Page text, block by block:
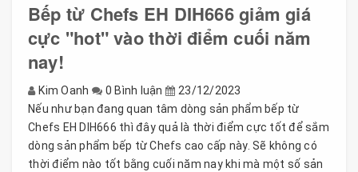
Bếp từ Chefs EH DIH666 giảm giá
cực "hot" vào thời điểm cuối năm
nay!
Kim Oanh 0 Bình luận
23/12/2023
Nếu như bạn đang quan tâm dòng sản phẩm bếp từ
Chefs EH DIH666 thì đây quả là thời điểm cực tốt để sắm
dòng sản phẩm bếp từ Chefs cao cấp này. Sẽ không có
thời điểm nào tốt bằng cuối năm nay khi mà một số sản